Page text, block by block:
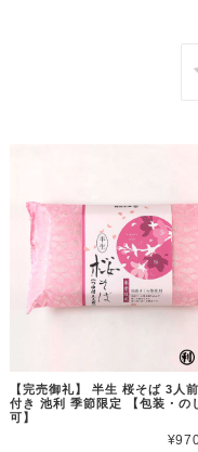
【完売御礼】 半生 桜そば 3人
付き 池利 季節限定 【包装・の
可】